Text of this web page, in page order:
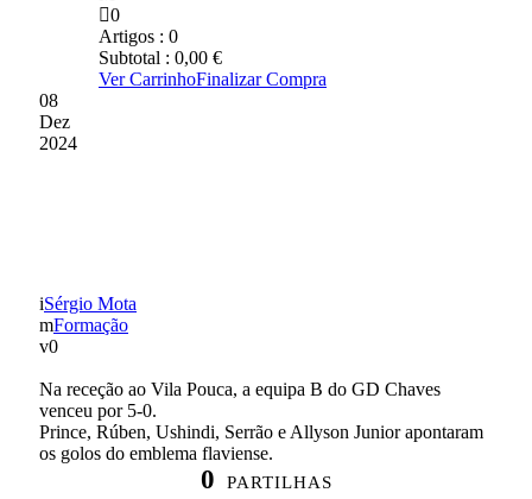
0
Artigos : 0
Subtotal : 0,00 €
Ver CarrinhoFinalizar Compra
08
Dez
2024
Sérgio Mota
Formação
0
Na receção ao Vila Pouca, a equipa B do GD Chaves
venceu por 5-0.
Prince, Rúben, Ushindi, Serrão e Allyson Junior apontaram
os golos do emblema flaviense.
0 PARTILHAS